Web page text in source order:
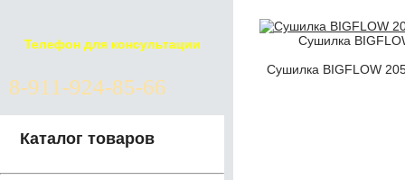
Телефон для консультации
8-911-924-85-66
Каталог товаров
Сушилка
Сушилка BIGFLOW